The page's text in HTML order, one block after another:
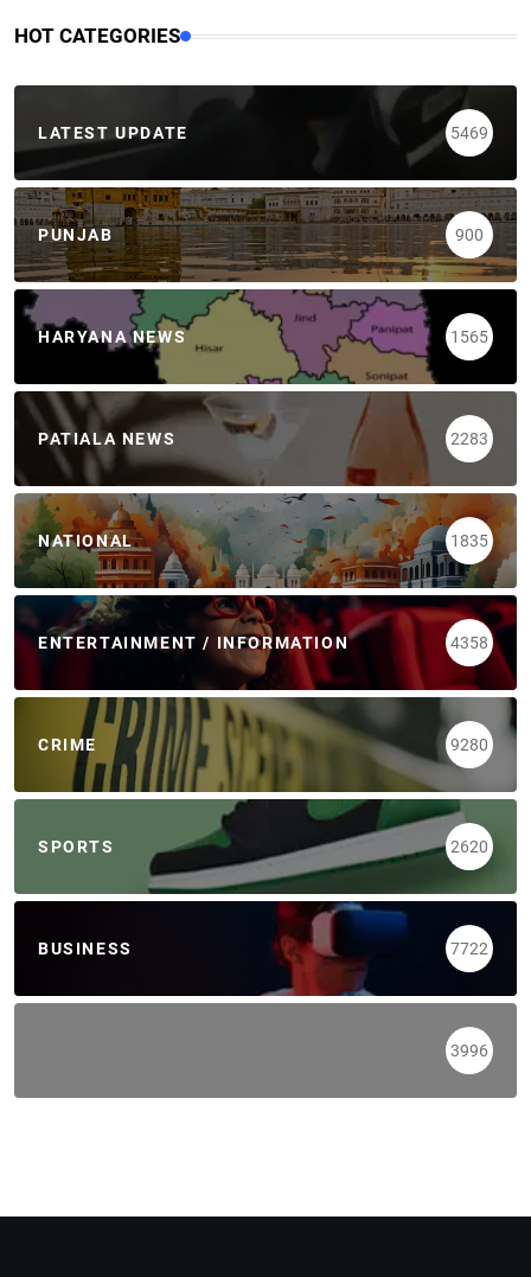
HOT CATEGORIES
LATEST UPDATE 5469
PUNJAB 900
HARYANA NEWS 1565
PATIALA NEWS 2283
NATIONAL 1835
ENTERTAINMENT / INFORMATION 4358
CRIME 9280
SPORTS 2620
BUSINESS 7722
3996